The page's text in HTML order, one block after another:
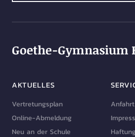
Goethe-Gymnasium
AKTUELLES
Vertretungsplan
Online-Abmeldung
Neu an der Schule